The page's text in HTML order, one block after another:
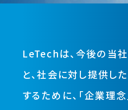
LeTechは、今後の当
と、社会に対し提供し
するために、 「企業理